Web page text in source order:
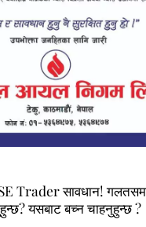
Trader सावधान!
यसबाट बच्न चाहनुहुन्छ ?